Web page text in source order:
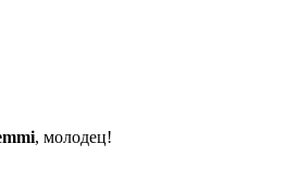
, молодец!